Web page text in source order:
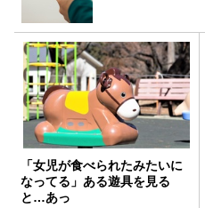
「女児が食べられたみたいに
なってる」ある遊具を見る
と…あっ